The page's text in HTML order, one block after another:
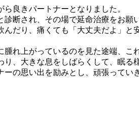
良きパートナーとなりました。
断され、その場で延命治療をお願
だり、痛くても「大丈夫だよ」と
れ上がっているのを見た途端、こ
、大きな息をしばらくして、眠
の思い出を励みとし、頑張ってい